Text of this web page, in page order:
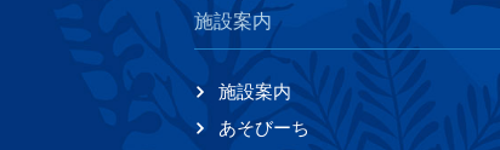
施設案内
施設案内
あそびーち